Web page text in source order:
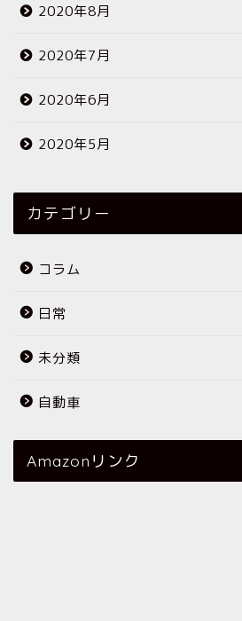
2020年8月
2020年7月
2020年6月
2020年5月
カテゴリー
コラム
日常
未分類
自動車
Amazonリンク